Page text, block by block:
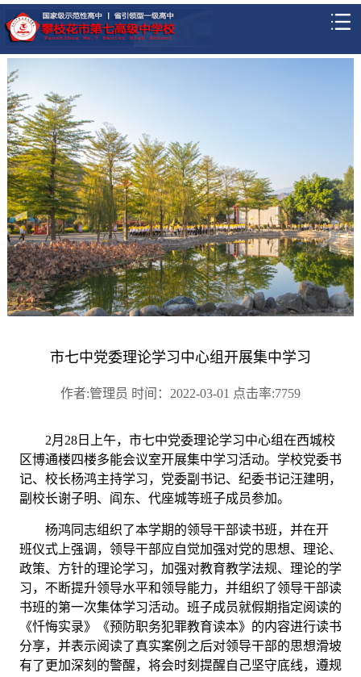
市七中党委理论学习中心组开展集中学习
作者:管理员 时间：2022-03-01 点击率:7759
2月28日上午，市七中党委理论学习中心组在西城校
区博通楼四楼多能会议室开展集中学习活动。学校党委书
记、校长杨鸿主持学习，党委副书记、纪委书记汪建明，
副校长谢子明、阎东、代座城等班子成员参加。
杨鸿同志组织了本学期的领导干部读书班，并在开
班仪式上强调，领导干部应自觉加强对党的思想、理论、
政策、方针的理论学习，加强对教育教学法规、理论的学
习，不断提升领导水平和领导能力，并组织了领导干部读
书班的第一次集体学习活动。班子成员就假期指定阅读的
《忏悔实录》《预防职务犯罪教育读本》的内容进行读书
分享，并表示阅读了真实案例之后对领导干部的思想滑坡
有了更加深刻的警醒，将会时刻提醒自己坚守底线，遵规